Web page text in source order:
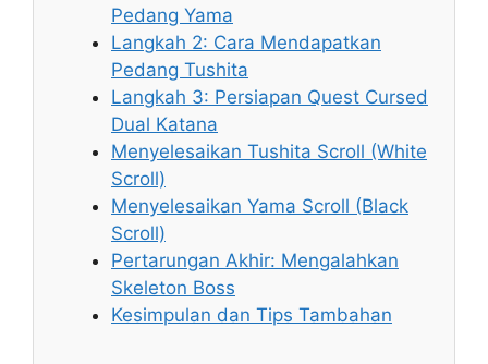
Pedang Yama
Langkah 2: Cara Mendapatkan
Pedang Tushita
Langkah 3: Persiapan Quest Cursed
Dual Katana
Menyelesaikan Tushita Scroll (White
Scroll)
Menyelesaikan Yama Scroll (Black
Scroll)
Pertarungan Akhir: Mengalahkan
Skeleton Boss
Kesimpulan dan Tips Tambahan